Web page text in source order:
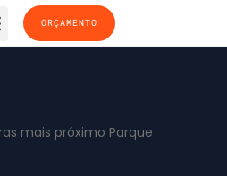
ORÇAMENTO
mais próximo Parque